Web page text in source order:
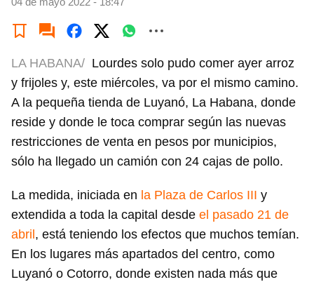
LA HABANA/ Lourdes solo pudo comer ayer arroz
y frijoles y, este miércoles, va por el mismo camino.
A la pequeña tienda de Luyanó, La Habana, donde
reside y donde le toca comprar según las nuevas
restricciones de venta en pesos por municipios,
sólo ha llegado un camión con 24 cajas de pollo.
La medida, iniciada en la Plaza de Carlos III y
extendida a toda la capital desde el pasado 21 de
abril , está teniendo los efectos que muchos temían.
En los lugares más apartados del centro, como
Luyanó o Cotorro, donde existen nada más que